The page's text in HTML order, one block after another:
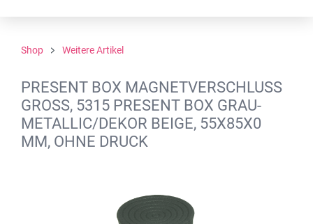
Shop Weitere Artikel
PRESENT BOX MAGNETVERSCHLUSS G
ROSS, 5315 PRESENT BOX GRAU-ME
TALLIC/DEKOR BEIGE, 55X85X0 MM
, OHNE DRUCK